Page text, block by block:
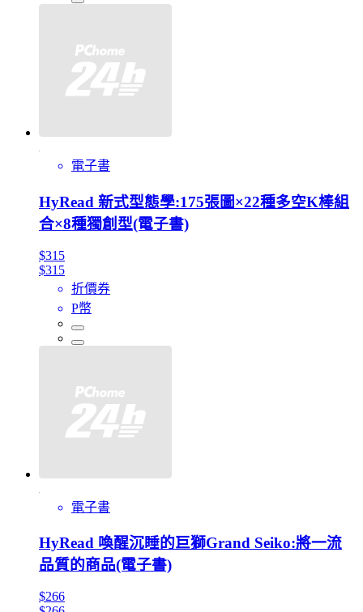
電子書
HyRead 新式型態學:175張圖×22種多空K棒組
合×8種獨創型(電子書)
$315
$315
折價券
P幣
電子書
HyRead 喚醒沉睡的巨獅Grand Seiko:將一流
品質的商品(電子書)
$266